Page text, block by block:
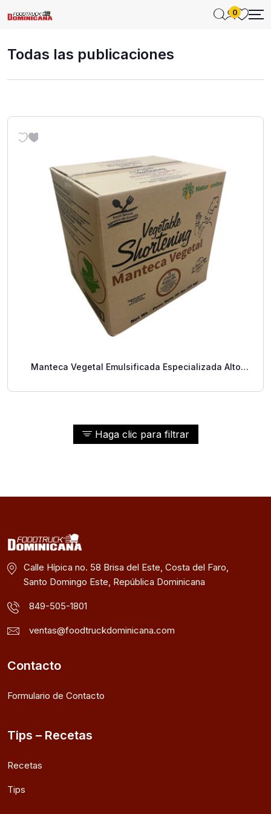
0
Todas las publicaciones
Haga clic para filtrar
Manteca Vegetal Emulsificada Especializada Alto
Calle Hípica no. 58 Brisa del Este, Costa del Faro,
Santo Domingo Este, República Dominicana
849-505-1801
ventas@foodtruckdominicana.com
Contacto
Formulario de Contacto
Tips – Recetas
Recetas
Tips